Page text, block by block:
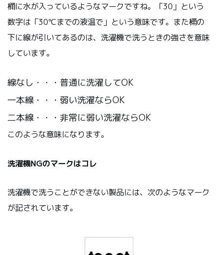
桶に水が入っているようなマークですね。「30」という
数字は「30℃までの液温で」という意味です。また桶の
下に線が引いてあるのは、洗濯機で洗うときの強さを意味
しています。
線なし・・・普通に洗濯してOK
一本線・・・弱い洗濯ならOK
二本線・・・非常に弱い洗濯ならOK
このような意味になります。
洗濯機NGのマークはコレ
洗濯機で洗うことができない製品には、次のようなマーク
が記されています。